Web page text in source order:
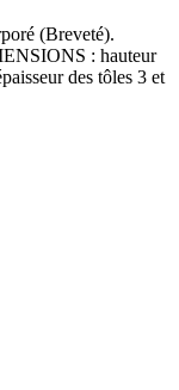
(Breveté).
: hauteur
des tôles 3 et